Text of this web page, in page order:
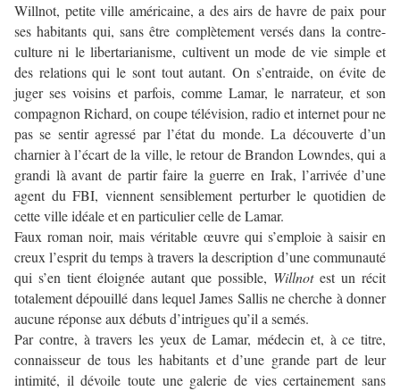
Willnot, petite ville américaine, a des airs de havre de paix pour
ses habitants qui, sans être complètement versés dans la contre-
culture ni le libertarianisme, cultivent un mode de vie simple et
des relations qui le sont tout autant. On s’entraide, on évite de
juger ses voisins et parfois, comme Lamar, le narrateur, et son
compagnon Richard, on coupe télévision, radio et internet pour ne
pas se sentir agressé par l’état du monde. La découverte d’un
charnier à l’écart de la ville, le retour de Brandon Lowndes, qui a
grandi là avant de partir faire la guerre en Irak, l’arrivée d’une
agent du FBI, viennent sensiblement perturber le quotidien de
cette ville idéale et en particulier celle de Lamar.
Faux roman noir, mais véritable œuvre qui s’emploie à saisir en
creux l’esprit du temps à travers la description d’une communauté
qui s’en tient éloignée autant que possible, Willnotest un récit
totalement dépouillé dans lequel James Sallis ne cherche à donner
aucune réponse aux débuts d’intrigues qu’il a semés.
Par contre, à travers les yeux de Lamar, médecin et, à ce titre,
connaisseur de tous les habitants et d’une grande part de leur
intimité, il dévoile toute une galerie de vies certainement sans